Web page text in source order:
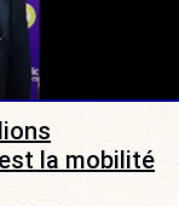
la mobilité